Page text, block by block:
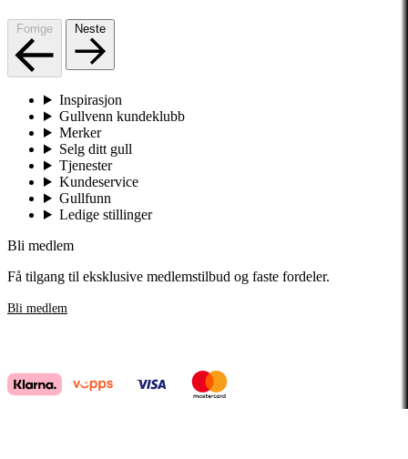
Forrige Neste
Inspirasjon
Gullvenn kundeklubb
Merker
Selg ditt gull
Tjenester
Kundeservice
Gullfunn
Ledige stillinger
Bli medlem
Få tilgang til eksklusive medlemstilbud og faste fordeler.
Bli medlem